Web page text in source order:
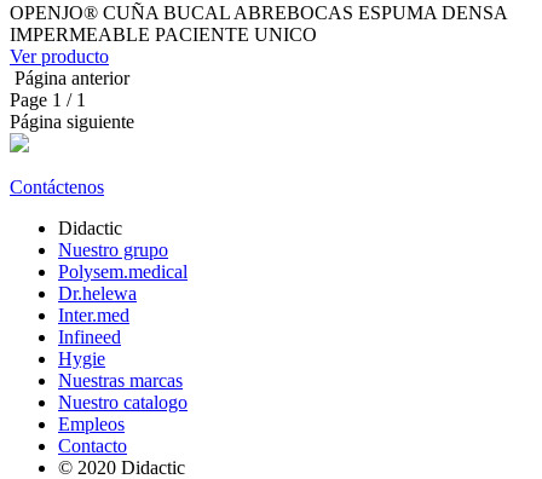
OPENJO® CUÑA BUCAL ABREBOCAS ESPUMA DENSA
IMPERMEABLE PACIENTE UNICO
Ver producto
Página anterior
Page 1 / 1
Página siguiente
Contáctenos
Didactic
Nuestro grupo
Polysem.medical
Dr.helewa
Inter.med
Infineed
Hygie
Nuestras marcas
Nuestro catalogo
Empleos
Contacto
© 2020 Didactic